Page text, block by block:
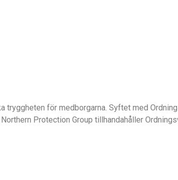
tryggheten för medborgarna. Syftet med
Protection Group tillhandahåller